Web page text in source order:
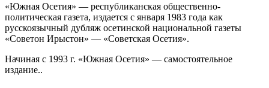
«Южная Осетия» — республиканская общественно-
политическая газета, издается с января 1983 года как
русскоязычный дубляж осетинской национальной газеты
«Советон Ирыстон» — «Советская Осетия».
Начиная с 1993 г. «Южная Осетия» — самостоятельное
издание..